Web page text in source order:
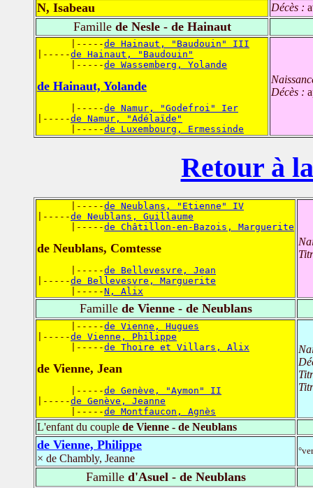
N, Isabeau
Décès :
Famillede Nesle - de Hainaut
      |-----
de Hainaut, "Baudouin" III
|-----de Hainaut, "Baudouin"
      |-----
de Wassemberg, Yolande
de Hainaut, Yolande
      |-----
de Namur, "Godefroi" Ier
|-----de Namur, "Adélaïde"
      |-----
de Luxembourg, Ermessinde
Décès :
Retour à
      |-----
de Neublans, "Etienne" IV
|-----de Neublans, Guillaume
      |-----
de Châtillon-en-Bazois, Marguerite
de Neublans, Comtesse
      |-----
de Bellevesvre, Jean
|-----de Bellevesvre, Marguerite
      |-----
N, Alix
Famillede Vienne - de Neublans
      |-----
de Vienne, Hugues
|-----de Vienne, Philippe
      |-----
de Thoire et Villars, Alix
de Vienne, Jean
      |-----
de Genève, "Aymon" II
|-----de Genève, Jeanne
      |-----
de Montfaucon, Agnès
L'enfant du couple de Vienne - de Neublans
de Vienne, Philippe
× de Chambly, Jeanne
Familled'Asuel - de Neublans